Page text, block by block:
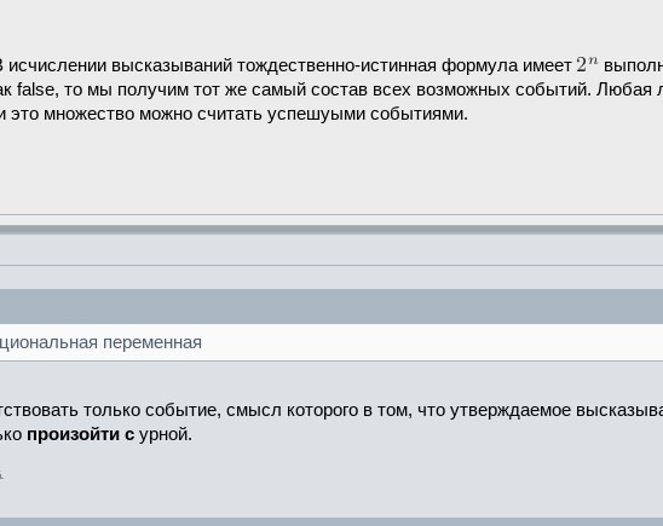
высказываний тождественно-истинная формула имеет
false, то мы получим тот же самый состав всех возможных событий. Любая
множество можно считать успешyыми событиями.
переменная
только событие, смысл которого в том, что утверждаемое
произойти с урной.